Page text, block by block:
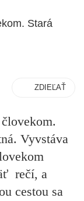
Stará
ZDIEĽAŤ
Vyvstáva
rečí, a
cestou sa